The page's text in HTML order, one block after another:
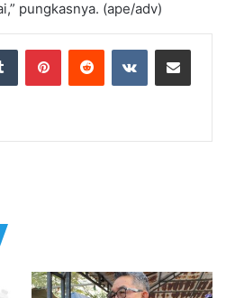
pungkasnya. (ape/adv)
Tumblr PinterestReddit VKontakteShare via Email